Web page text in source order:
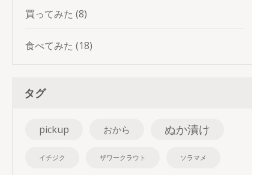
買ってみた (8)
食べてみた (18)
タグ
pickup おから ぬか漬け
イチジク ザワークラウト ソラマメ